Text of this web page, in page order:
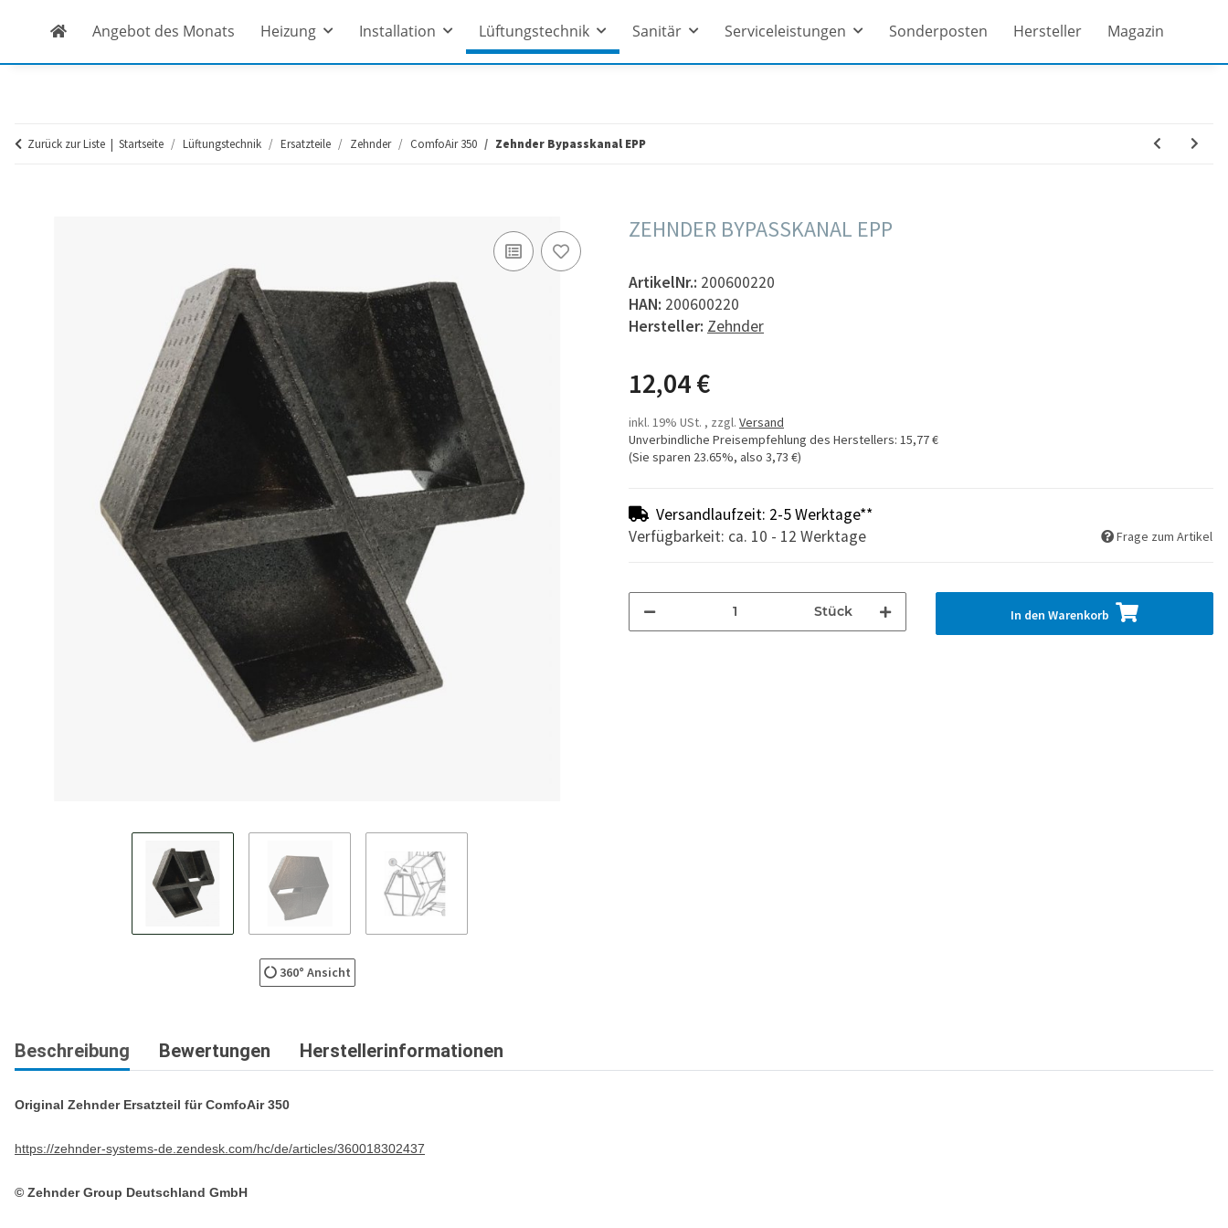
Angebot des Monats Heizung Installation Lüftungstechnik Sanitär Serviceleistungen Sonderposten Hersteller Magazin
Zurück zur Liste Startseite Lüftungstechnik Ersatzteile Zehnder ComfoAir 350 Zehnder Bypasskanal EPP
360° Ansicht
ZEHNDER BYPASSKANAL EPP
ArtikelNr.: 200600220
HAN: 200600220
Hersteller: Zehnder
12,04 €
inkl. 19% USt. , zzgl. Versand
Unverbindliche Preisempfehlung des Herstellers: 15,77 €
(Sie sparen 23.65%, also 3,73 €)
Versandlaufzeit: 2-5 Werktage**
Verfügbarkeit: ca. 10 - 12 Werktage
Frage zum Artikel
Stück In den Warenkorb
Beschreibung Bewertungen Herstellerinformationen
Original Zehnder Ersatzteil für ComfoAir 350
https://zehnder-systems-de.zendesk.com/hc/de/articles/360018302437
© Zehnder Group Deutschland GmbH